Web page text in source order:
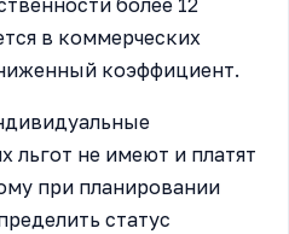
более 12
в коммерческих
коэффициент.
льгот не имеют и платят
при планировании
статус